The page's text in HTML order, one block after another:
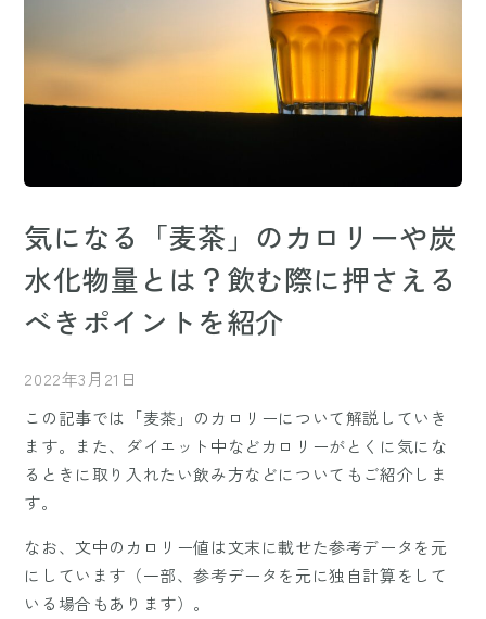
気になる「麦茶」のカロリーや炭
水化物量とは？飲む際に押さえる
べきポイントを紹介
2022年3月21日
この記事では「麦茶」のカロリーについて解説していき
ます。また、ダイエット中などカロリーがとくに気にな
るときに取り入れたい飲み方などについてもご紹介しま
す。
なお、文中のカロリー値は文末に載せた参考データを元
にしています（一部、参考データを元に独自計算をして
いる場合もあります）。